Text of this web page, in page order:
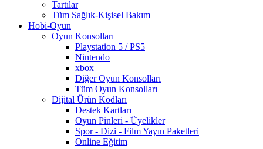
Tartılar
Tüm Sağlık-Kişisel Bakım
Hobi-Oyun
Oyun Konsolları
Playstation 5 / PS5
Nintendo
xbox
Diğer Oyun Konsolları
Tüm Oyun Konsolları
Dijital Ürün Kodları
Destek Kartları
Oyun Pinleri - Üyelikler
Spor - Dizi - Film Yayın Paketleri
Online Eğitim